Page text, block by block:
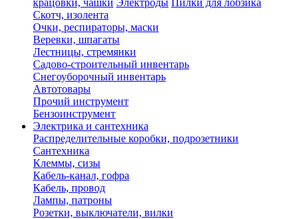
крацовки, чашки Электроды Пилки для лобзика
Скотч, изолента
Очки, респираторы, маски
Веревки, шпагаты
Лестницы, стремянки
Садово-строительный инвентарь
Снегоуборочный инвентарь
Автотовары
Прочий инструмент
Бензоинструмент
Электрика и сантехника
Распределительные коробки, подрозетники
Сантехника
Клеммы, сизы
Кабель-канал, гофра
Кабель, провод
Лампы, патроны
Розетки, выключатели, вилки